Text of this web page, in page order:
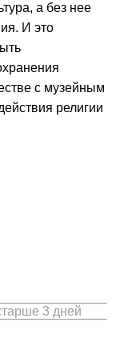
а без нее
И это
с музейным
религии
3 дней